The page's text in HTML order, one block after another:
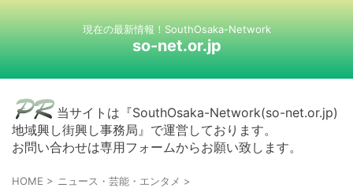
現在の最新情報！SouthOsaka-Network
so-net.or.jp
当サイトは『SouthOsaka-Network(so-net.or.jp)
地域興し街興し事務局』で運営しております。
お問い合わせは専用フォームからお願い致します。
HOME > ニュース・芸能・エンタメ >